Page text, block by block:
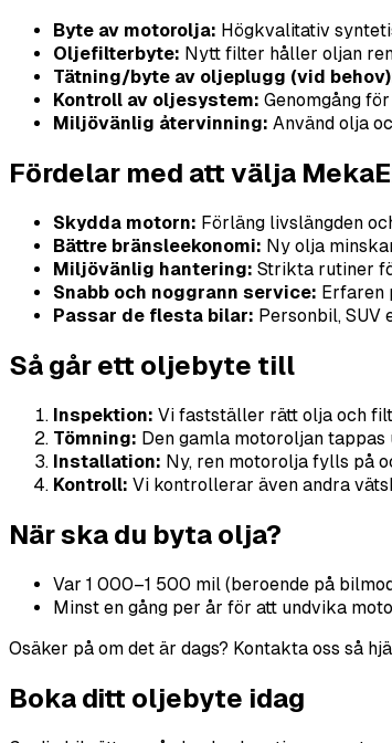
Byte av motorolja: Högkvalitativ
Oljefilterbyte: Nytt filter håller oljan
Tätning/byte av oljeplugg (vid
Kontroll av oljesystem: Genomgång
Miljövänlig återvinning: Använd olja
Fördelar med att välja
Skydda motorn: Förläng livslängden
Bättre bränsleekonomi: Ny olja
Miljövänlig hantering: Strikta rutiner
Snabb och noggrann service: Erfaren
Passar de flesta bilar: Personbil, SUV
Så går ett oljebyte till
Inspektion: Vi fastställer rätt olja och
Tömning: Den gamla motoroljan
Installation: Ny, ren motorolja fylls på
Kontroll: Vi kontrollerar även andra
När ska du byta olja?
Var 1 000–1 500 mil (beroende på
Minst en gång per år för att undvika
Osäker på om det är dags? Kontakta oss så
Boka ditt oljebyte idag